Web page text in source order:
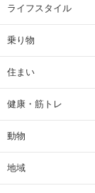
ライフスタイル
乗り物
住まい
健康・筋トレ
動物
地域